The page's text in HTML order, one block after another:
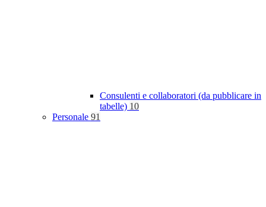
Consulenti e collaboratori (da pubblicare in
tabelle) 10
Personale 91